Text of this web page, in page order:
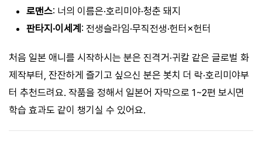
로맨스: 너의 이름은·호리미야·청춘 돼지
판타지·이세계 : 전생슬라임·무직전생·헌터×헌터
처음 일본 애니를 시작하시는 분은 진격거·귀칼 같은 글로벌 화
제작부터, 잔잔하게 즐기고 싶으신 분은 봇치 더 락·호리미야부
터 추천드려요. 작품을 정해서 일본어 자막으로 1~2편 보시면
학습 효과도 같이 챙기실 수 있어요.